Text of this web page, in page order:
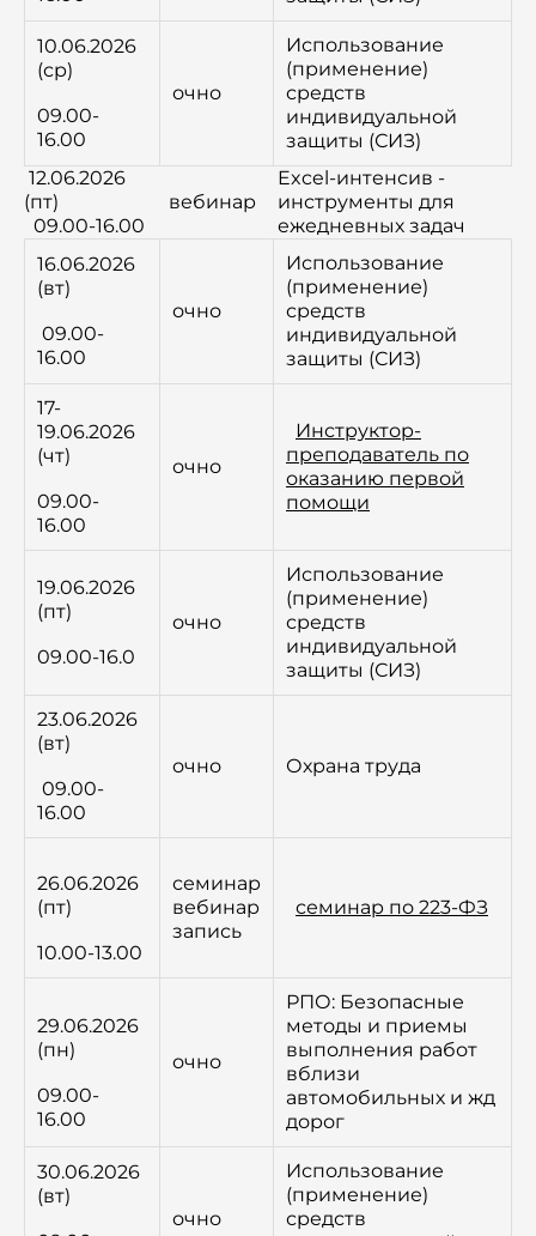
10.06.2026
(ср)
09.00-
16.00
очно
Использование
(применение)
средств
индивидуальной
защиты (СИЗ)
12.06.2026
(пт)
09.00-16.00
вебинар
Excel-интенсив -
инструменты для
ежедневных задач
16.06.2026
(вт)
09.00-
16.00
очно
Использование
(применение)
средств
индивидуальной
защиты (СИЗ)
17-
19.06.2026
(чт)
09.00-
16.00
очно
Инструктор-
преподаватель по
оказанию первой
помощи
19.06.2026
(пт)
09.00-16.0
очно
Использование
(применение)
средств
индивидуальной
защиты (СИЗ)
23.06.2026
(вт)
09.00-
16.00
очно Охрана труда
26.06.2026
(пт)
10.00-13.00
семинар
вебинар
запись
семинар по 223-ФЗ
29.06.2026
(пн)
09.00-
16.00
очно
РПО: Безопасные
методы и приемы
выполнения работ
вблизи
автомобильных и жд
дорог
30.06.2026
(вт)
очно
Использование
(применение)
средств